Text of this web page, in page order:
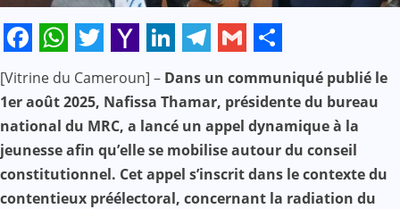
Facebook
WhatsApp
Twitter
Yahoo
Mail
LinkedIn
Telegram
Gmail
Share
[Vitrine du Cameroun] – Dans un communiqué publié le
1er août 2025, Nafissa Thamar, présidente du bureau
national du MRC, a lancé un appel dynamique à la
jeunesse afin qu’elle se mobilise autour du conseil
constitutionnel. Cet appel s’inscrit dans le contexte du
contentieux préélectoral, concernant la radiation du